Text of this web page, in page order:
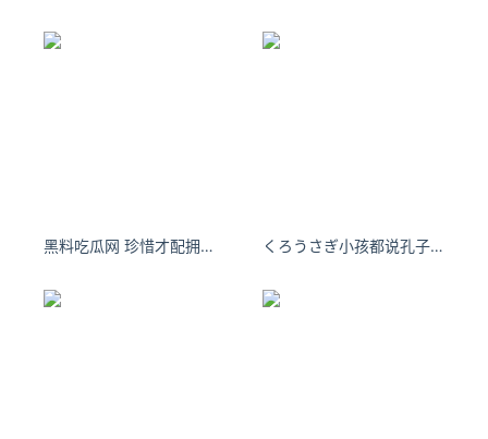
黑料吃瓜网 珍惜才配拥有。 くろうさぎ小孩都说孔子是个可怕的人，因为孔子见两小儿便日。